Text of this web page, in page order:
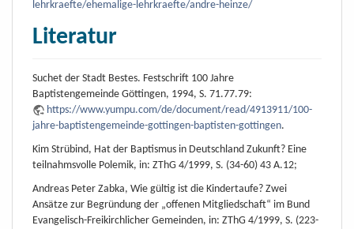
lehrkraefte/ehemalige-lehrkraefte/andre-heinze/
Literatur
Suchet der Stadt Bestes. Festschrift 100 Jahre
Baptistengemeinde Göttingen, 1994, S. 71.77.79:
https://www.yumpu.com/de/document/read/4913911/100-
jahre-baptistengemeinde-gottingen-baptisten-gottingen.
Kim Strübind, Hat der Baptismus in Deutschland Zukunft? Eine
teilnahmsvolle Polemik, in: ZThG 4/1999, S. (34-60) 43 A.12;
Andreas Peter Zabka, Wie gültig ist die Kindertaufe? Zwei
Ansätze zur Begründung der „offenen Mitgliedschaft“ im Bund
Evangelisch-Freikirchlicher Gemeinden, in: ZThG 4/1999, S. (223-